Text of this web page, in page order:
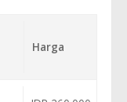
Harga